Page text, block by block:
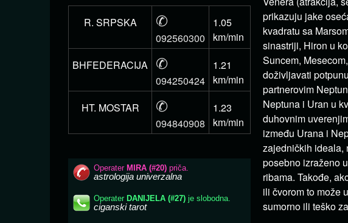
prikazuju jake
kvadratu sa
sinastriji, Hiron u
Suncem,
doživljavati
partnerovim
Neptuna i Uran u
duhovnim
između Urana i
zajedničkih ideala,
posebno izraženo
ribama. Takođe,
ili čvorom to može
sumorno ili teško
R. SRPSKA ✆
092560300
1.05
km/min
BHFEDERACIJA
✆
094250424
1.21
km/min
HT. MOSTAR
✆
094840908
1.23
km/min